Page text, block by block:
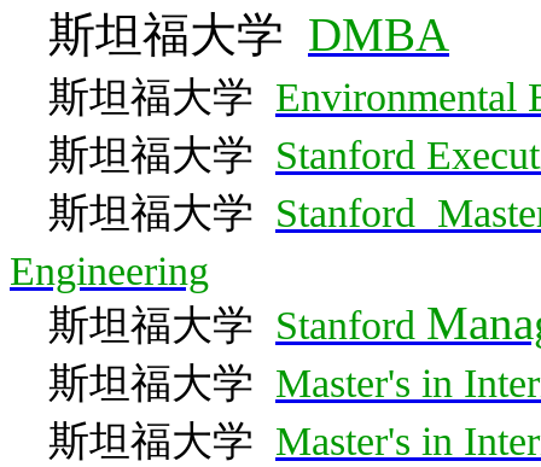
斯坦福大学 DMBA
斯坦福大学 Environmental
斯坦福大学 Stanford
斯坦福大学 Stanford
Engineering
斯坦福大学 Stanford
斯坦福大学 Master's in
斯坦福大学 Master's in